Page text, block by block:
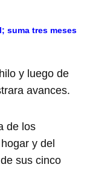
suma tres meses
y luego de
avances.
de los
y del
sus cinco